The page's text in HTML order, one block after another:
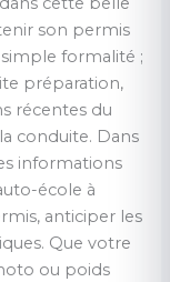
son permis
formalité ;
préparation,
récentes du
conduite. Dans
informations
école à
anticiper les
Que votre
ou poids